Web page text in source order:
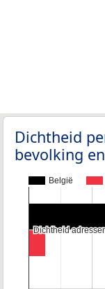
Dichtheid
bevolking
België
Dichtheid
Dichtheid